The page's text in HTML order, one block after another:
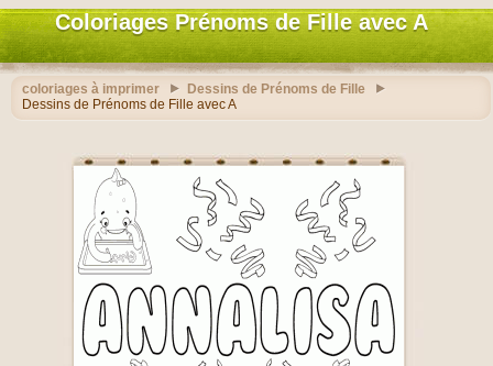
Coloriages Prénoms de Fille avec A
coloriages à imprimer
Dessins de Prénoms de Fille
Dessins de Prénoms de Fille avec A